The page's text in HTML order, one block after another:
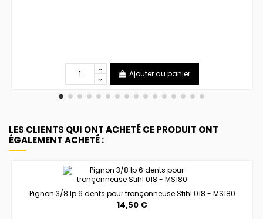
Ajouter au panier
LES CLIENTS QUI ONT ACHETÉ CE PRODUIT ONT
ÉGALEMENT ACHETÉ :
Pignon 3/8 lp 6 dents pour tronçonneuse Stihl 018 - MS180
14,50 €